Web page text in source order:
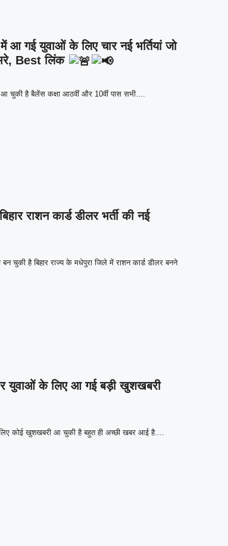
गई युवाओं के लिए चार नई भर्तियां जो
Best लिंक
चुकी है बैलेंस कक्षा आठवीं और 10वीं पास सभी....
राशन कार्ड डीलर भर्ती की नई
चुकी है बिहार राज्य के मधेपुरा जिले में राशन कार्ड डीलर बनने
युवाओं के लिए आ गई बड़ी खुशखबरी
कोई खुशखबरी आ चुकी है बहुत ही अच्छी खबर आई है....